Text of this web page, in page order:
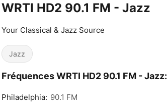
WRTI HD2 90.1 FM - Jazz
Your Classical & Jazz Source
Jazz
Fréquences WRTI HD2 90.1 FM - Jazz:
Philadelphia: 90.1 FM